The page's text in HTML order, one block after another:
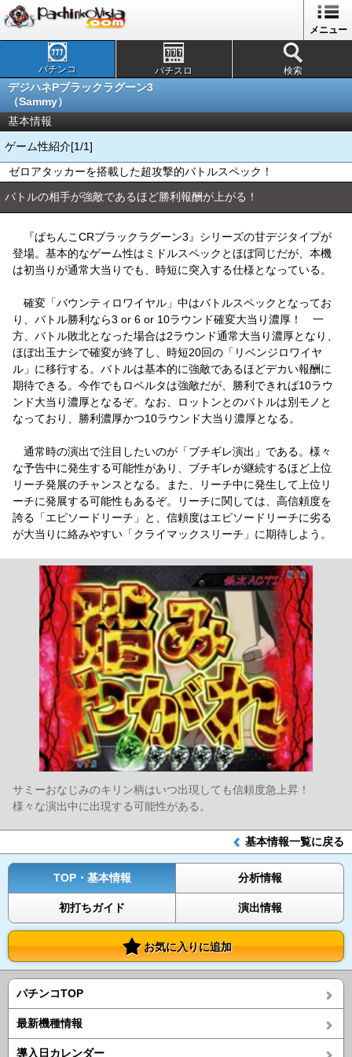
メニュー
パチンコ パチスロ 検索
デジハネPブラックラグーン3
（Sammy）
基本情報
ゲーム性紹介[1/1]
ゼロアタッカーを搭載した超攻撃的バトルスペック！
バトルの相手が強敵であるほど勝利報酬が上がる！
『ぱちんこCRブラックラグーン3』シリーズの甘デジタイプが
登場。基本的なゲーム性はミドルスペックとほぼ同じだが、本機
は初当りが通常大当りでも、時短に突入する仕様となっている。
確変「バウンティロワイヤル」中はバトルスペックとなってお
り、バトル勝利なら3 or 6 or 10ラウンド確変大当り濃厚！ 一
方、バトル敗北となった場合は2ラウンド通常大当り濃厚となり、
ほぼ出玉ナシで確変が終了し、時短20回の「リベンジロワイヤ
ル」に移行する。バトルは基本的に強敵であるほどデカい報酬に
期待できる。今作でもロベルタは強敵だが、勝利できれば10ラウ
ンド大当り濃厚となるぞ。なお、ロットンとのバトルは別モノと
なっており、勝利濃厚かつ10ラウンド大当り濃厚となる。
通常時の演出で注目したいのが「ブチギレ演出」である。様々
な予告中に発生する可能性があり、ブチギレが継続するほど上位
リーチ発展のチャンスとなる。また、リーチ中に発生して上位リ
ーチに発展する可能性もあるぞ。リーチに関しては、高信頼度を
誇る「エピソードリーチ」と、信頼度はエピソードリーチに劣る
が大当りに絡みやすい「クライマックスリーチ」に期待しよう。
サミーおなじみのキリン柄はいつ出現しても信頼度急上昇！
様々な演出中に出現する可能性がある。
基本情報一覧に戻る
TOP・基本情報 分析情報
初打ちガイド 演出情報
お気に入りに追加
パチンコTOP
最新機種情報
導入日カレンダー